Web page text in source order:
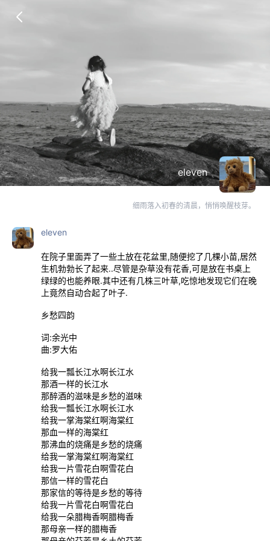
eleven
细雨落入初春的清晨，悄悄唤醒枝芽。
eleven
在院子里面弄了一些土放在花盆里,随便挖了几棵小苗,居然
生机勃勃长了起来..尽管是杂草没有花香,可是放在书桌上
绿绿的也能养眼.其中还有几株三叶草,吃惊地发现它们在晚
上竟然自动合起了叶子.
乡愁四韵
词:余光中
曲:罗大佑
给我一瓢长江水啊长江水
那酒一样的长江水
那醉酒的滋味是乡愁的滋味
给我一瓢长江水啊长江水
给我一掌海棠红啊海棠红
那血一样的海棠红
那沸血的烧痛是乡愁的烧痛
给我一掌海棠红啊海棠红
给我一片雪花白啊雪花白
那信一样的雪花白
那家信的等待是乡愁的等待
给我一片雪花白啊雪花白
给我一朵腊梅香啊腊梅香
那母亲一样的腊梅香